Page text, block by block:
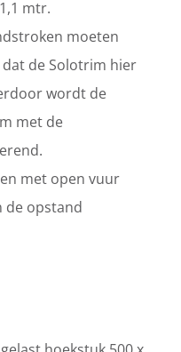
mtr.
moeten
de Solotrim hier
wordt de
met de
met open vuur
de opstand